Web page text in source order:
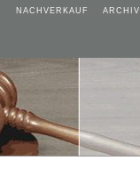
NACHVERKAUF ARCHIV